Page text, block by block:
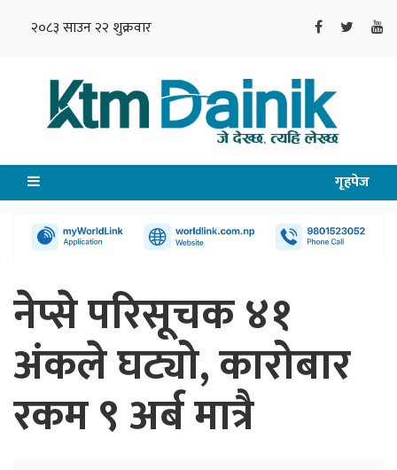
२०८३ साउन २२ शुक्रवार
गृहपेज
नेप्से परिसूचक ४१
अंकले घट्यो, कारोबार
रकम ९ अर्ब मात्रै